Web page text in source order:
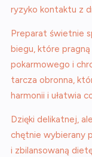
ryzyko kontaktu z
Preparat świetnie
biegu, które
pokarmowego i
tarcza obronna,
harmonii i ułatwia
Dzięki delikatnej,
chętnie wybierany
i zbilansowaną